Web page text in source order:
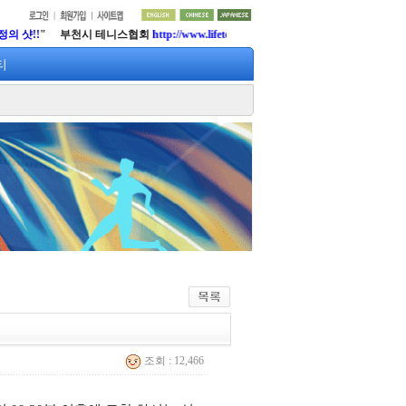
시 테니스협회 http://www.lifetennis.org
조회 : 12,466